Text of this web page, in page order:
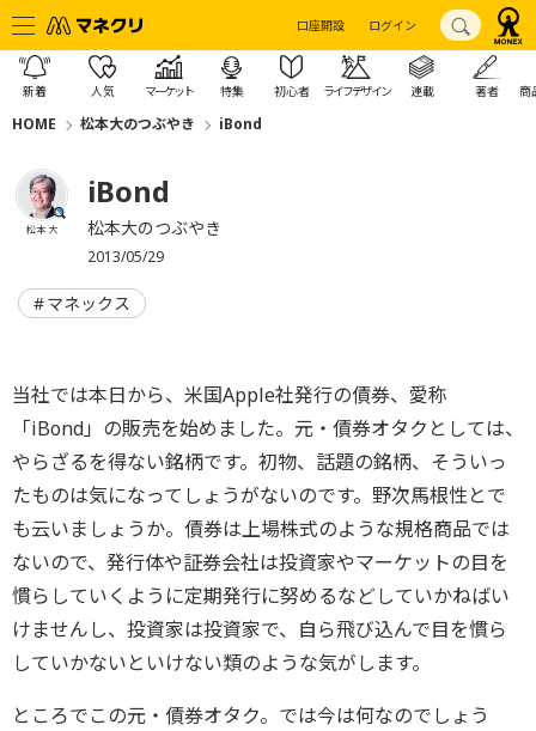
口座開設 ログイン
新着 人気 マーケット 特集 初心者 ライフデザイン 連載 著者 商
HOME 松本大のつぶやき iBond
松本 大
iBond
松本大のつぶやき
2013/05/29
マネックス
当社では本日から、米国Apple社発行の債券、愛称
「iBond」の販売を始めました。元・債券オタクとしては、
やらざるを得ない銘柄です。初物、話題の銘柄、そういっ
たものは気になってしょうがないのです。野次馬根性とで
も云いましょうか。債券は上場株式のような規格商品では
ないので、発行体や証券会社は投資家やマーケットの目を
慣らしていくように定期発行に努めるなどしていかねばい
けませんし、投資家は投資家で、自ら飛び込んで目を慣ら
していかないといけない類のような気がします。
ところでこの元・債券オタク。では今は何なのでしょう